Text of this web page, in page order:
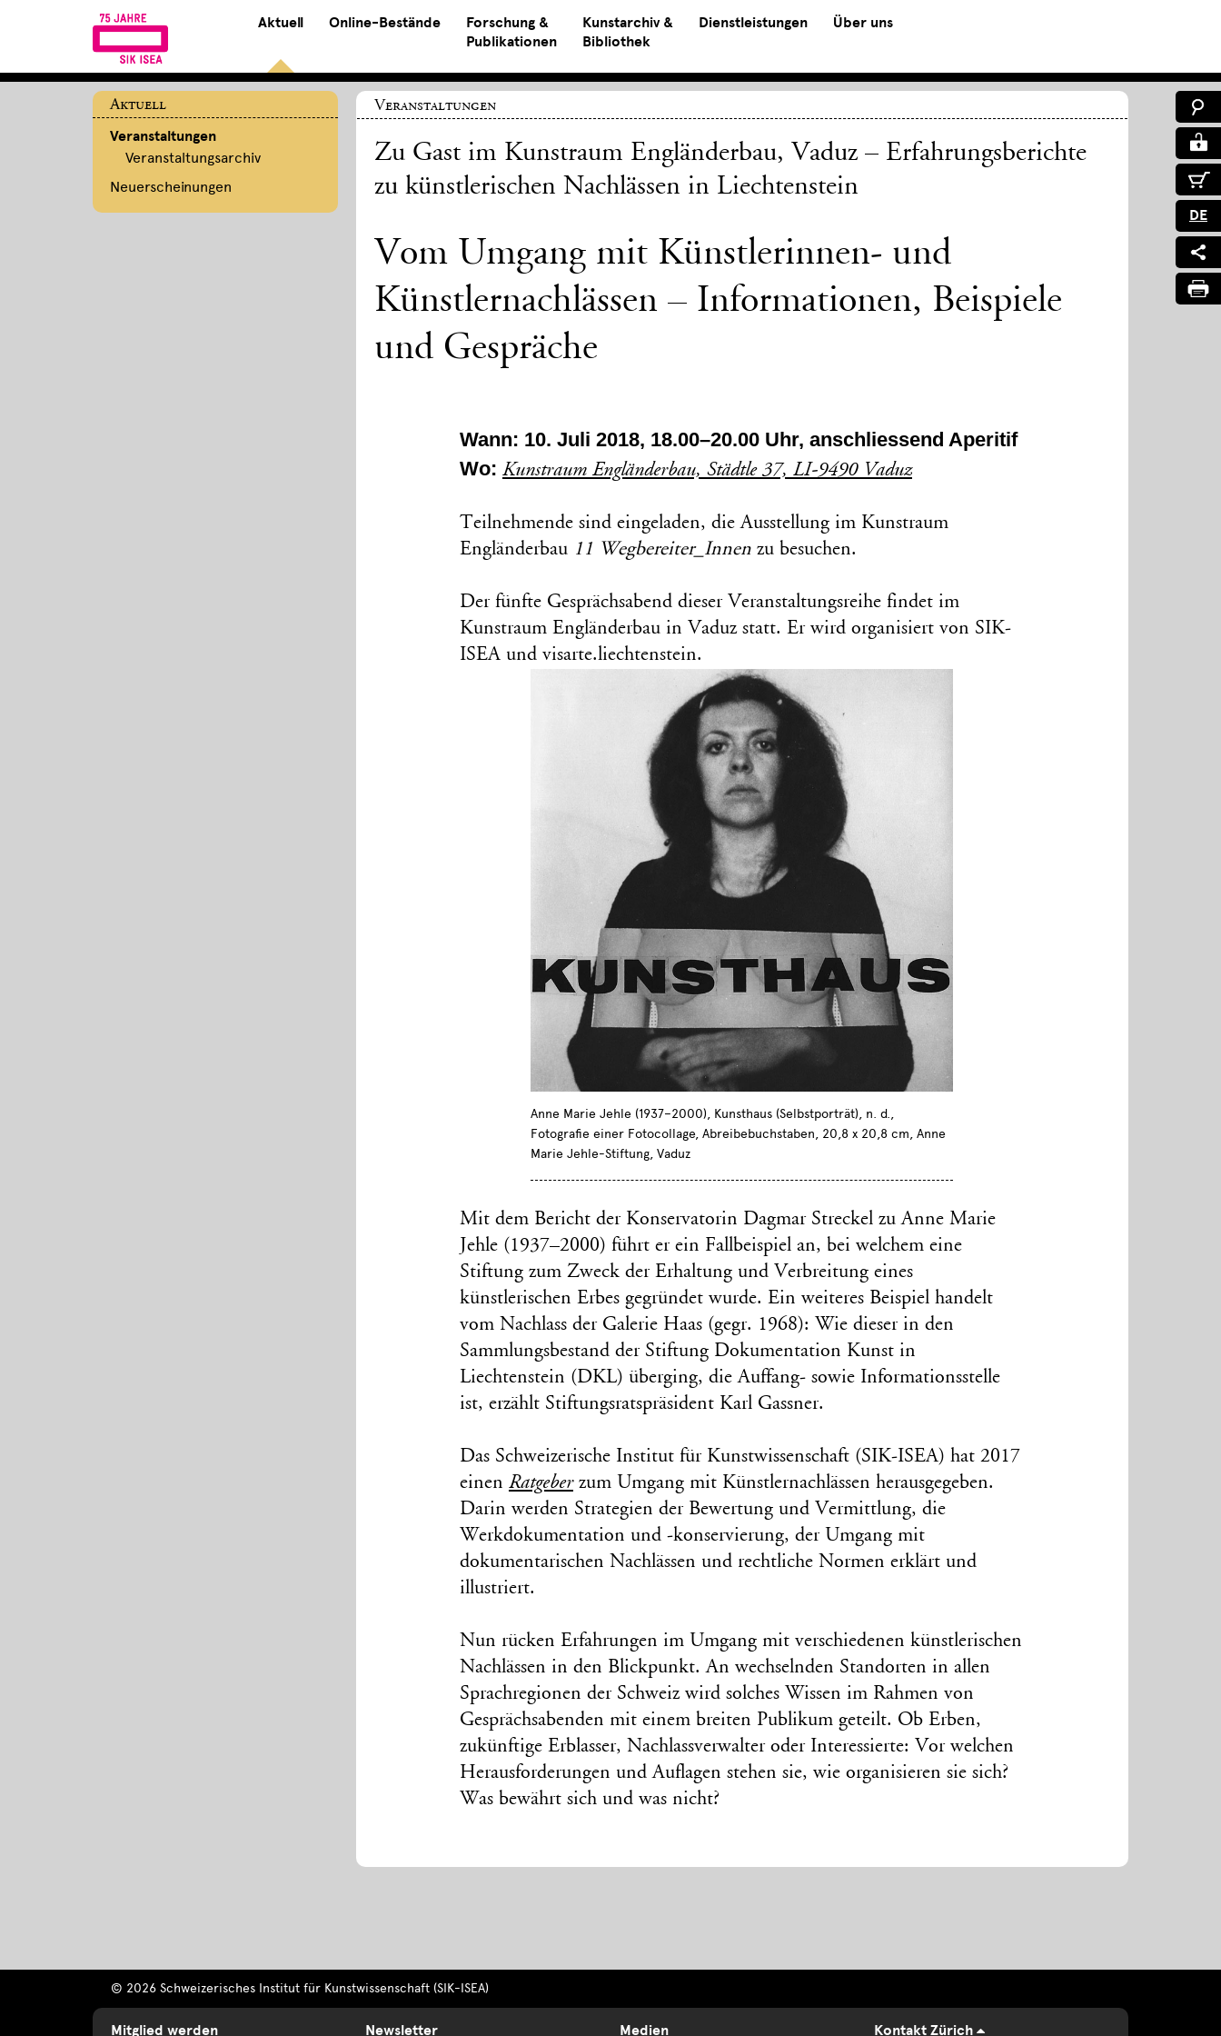
Aktuell Online-Bestände
Forschung &
Publikationen
Kunstarchiv &
Bibliothek
Dienstleistungen Über uns
DE
Aktuell
Veranstaltungen
Veranstaltungsarchiv
Neuerscheinungen
Veranstaltungen
Zu Gast im Kunstraum Engländerbau, Vaduz – Erfahrungsberichte
zu künstlerischen Nachlässen in Liechtenstein
Vom Umgang mit Künstlerinnen- und
Künstlernachlässen – Informationen, Beispiele
und Gespräche
Wann: 10. Juli 2018, 18.00–20.00 Uhr, anschliessend Aperitif
Wo: Kunstraum Engländerbau, Städtle 37, LI-9490 Vaduz
Teilnehmende sind eingeladen, die Ausstellung im Kunstraum
Engländerbau 11 Wegbereiter_Innenzu besuchen.
Der fünfte Gesprächsabend dieser Veranstaltungsreihe findet im
Kunstraum Engländerbau in Vaduz statt. Er wird organisiert von SIK-
ISEA und visarte.liechtenstein.
Anne Marie Jehle (1937–2000), Kunsthaus (Selbstporträt), n. d.,
Fotografie einer Fotocollage, Abreibebuchstaben, 20,8 x 20,8 cm, Anne
Marie Jehle-Stiftung, Vaduz
Mit dem Bericht der Konservatorin Dagmar Streckel zu Anne Marie
Jehle (1937–2000) führt er ein Fallbeispiel an, bei welchem eine
Stiftung zum Zweck der Erhaltung und Verbreitung eines
künstlerischen Erbes gegründet wurde. Ein weiteres Beispiel handelt
vom Nachlass der Galerie Haas (gegr. 1968): Wie dieser in den
Sammlungsbestand der Stiftung Dokumentation Kunst in
Liechtenstein (DKL) überging, die Auffang- sowie Informationsstelle
ist, erzählt Stiftungsratspräsident Karl Gassner.
Das Schweizerische Institut für Kunstwissenschaft (SIK-ISEA) hat 2017
einen Ratgeberzum Umgang mit Künstlernachlässen herausgegeben.
Darin werden Strategien der Bewertung und Vermittlung, die
Werkdokumentation und -konservierung, der Umgang mit
dokumentarischen Nachlässen und rechtliche Normen erklärt und
illustriert.
Nun rücken Erfahrungen im Umgang mit verschiedenen künstlerischen
Nachlässen in den Blickpunkt. An wechselnden Standorten in allen
Sprachregionen der Schweiz wird solches Wissen im Rahmen von
Gesprächsabenden mit einem breiten Publikum geteilt. Ob Erben,
zukünftige Erblasser, Nachlassverwalter oder Interessierte: Vor welchen
Herausforderungen und Auflagen stehen sie, wie organisieren sie sich?
Was bewährt sich und was nicht?
© 2026 Schweizerisches Institut für Kunstwissenschaft (SIK-ISEA)
Mitglied werden Newsletter Medien Kontakt Zürich